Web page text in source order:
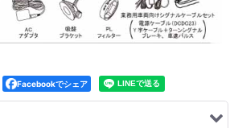
Facebookでシェア